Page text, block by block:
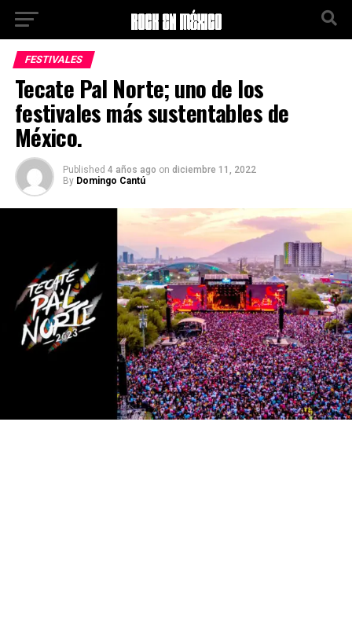
FESTIVALES
Tecate Pal Norte; uno de los
festivales más sustentables de
México.
Published 4 años ago on diciembre 11, 2022
By Domingo Cantú
Ir a la versión móvil